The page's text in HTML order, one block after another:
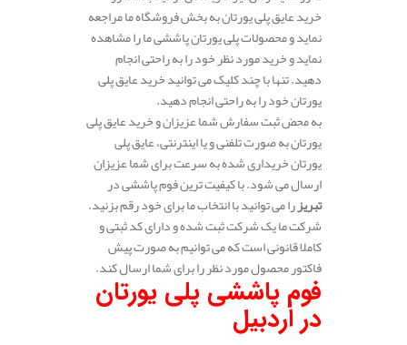
خرید عایق پلی یورتان به بخش فروشگاه ما مراجعه
نماید و محصولات پلی یورتان پاششی ما را مشاهده
نماید و خرید مورد نظر خود را به راحتی انجام
دهید. تنها با چند کلیک می توانید خرید عایق پلی
یورتان خود را به راحتی انجام دهید.
به محض ثبت سفارش شما عزیزان و خرید عایق پلی
یورتان به صورت تلفنی و یا اینترنتی، عایق پلی
یورتان خریداری شده به سرعت برای شما عزیزان
ارسال می شود. با کیفیت ترین فوم پاششی در
تبریزرا می توانید با انتخاب ما برای خود رقم بزنید.
شرکت ما یک شرکت ثبت شده و دارای کد ثبتی و
کاملا قانونی است که می توانیم به صورت پیش
فاکتور محصول مورد نظر را برای شما ارسال کند.
فوم پاششی پلی یورتان
در اردبیل